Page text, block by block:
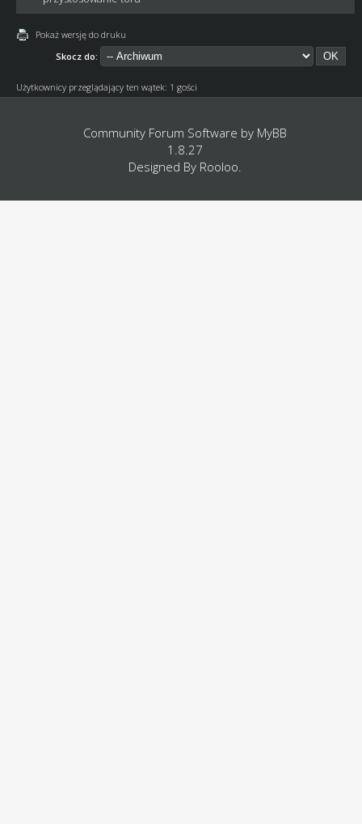
Pokaż wersję do druku
Skocz do:
Użytkownicy przeglądający ten wątek: 1 gości
Community Forum Software by MyBB
1.8.27
Designed By Rooloo